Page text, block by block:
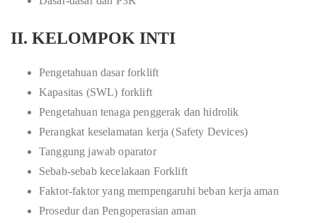
II. KELOMPOK INTI
Pengetahuan dasar forklift
Kapasitas (SWL) forklift
Pengetahuan tenaga penggerak dan hidrolik
Perangkat keselamatan kerja (Safety Devices)
Tanggung jawab oparator
Sebab-sebab kecelakaan Forklift
Faktor-faktor yang mempengaruhi beban kerja aman
Prosedur dan Pengoperasian aman